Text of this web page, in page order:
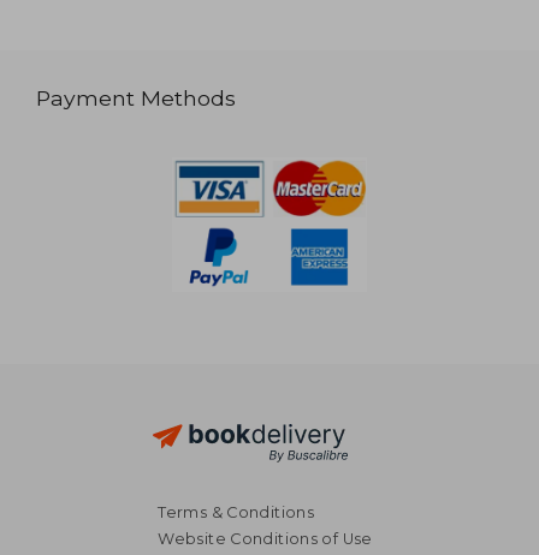
Payment Methods
Terms & Conditions
Website Conditions of Use